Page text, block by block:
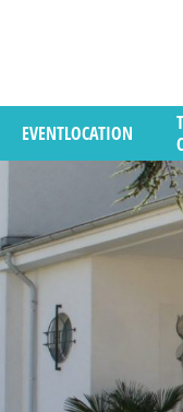
EVENTLOCATION